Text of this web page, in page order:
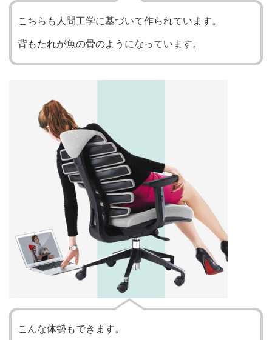
こちらも人間工学に基づいて作られています。
背もたれが魚の骨のようになっています。
こんな体勢もできます。